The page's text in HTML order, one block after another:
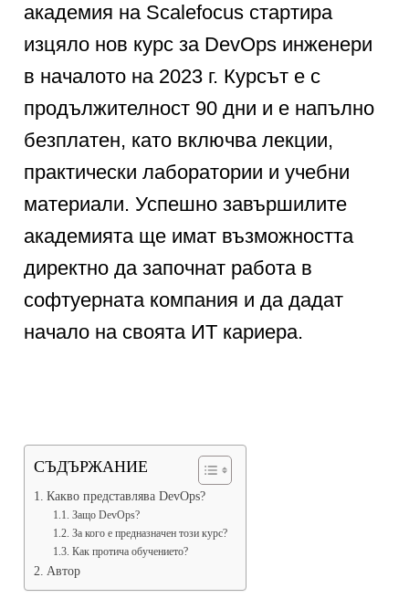
академия на Scalefocus стартира
изцяло нов курс за DevOps инженери
в началото на 2023 г. Курсът е с
продължителност 90 дни и е напълно
безплатен, като включва лекции,
практически лаборатории и учебни
материали. Успешно завършилите
академията ще имат възможността
директно да започнат работа в
софтуерната компания и да дадат
начало на своята ИТ кариера.
СЪДЪРЖАНИЕ
Какво представлява DevOps?
Защо DevOps?
За кого е предназначен този курс?
Как протича обучението?
Автор